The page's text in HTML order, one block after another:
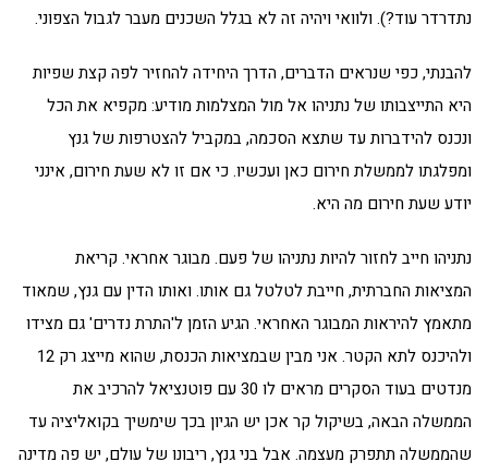
נתדרדר עוד?). ולוואי ויהיה זה לא בגלל השכנים מעבר לגבול הצפוני.
להבנתי, כפי שנראים הדברים, הדרך היחידה להחזיר לפה קצת שפיות
היא התייצבותו של נתניהו אל מול המצלמות מודיע: מקפיא את הכל
ונכנס להידברות עד שתצא הסכמה, במקביל להצטרפות של גנץ
ומפלגתו לממשלת חירום כאן ועכשיו. כי אם זו לא שעת חירום, אינני
יודע שעת חירום מה היא.
נתניהו חייב לחזור להיות נתניהו של פעם. מבוגר אחראי. קריאת
המציאות החברתית, חייבת לטלטל גם אותו. ואותו הדין עם גנץ, שמאוד
מתאמץ להיראות המבוגר האחראי. הגיע הזמן ל'התרת נדרים' גם מצידו
ולהיכנס לתא הקטר. אני מבין שבמציאות הכנסת, שהוא מייצג רק 12
מנדטים בעוד הסקרים מראים לו 30 עם פוטנציאל להרכיב את
הממשלה הבאה, בשיקול קר אכן יש הגיון בכך שימשיך בקואליציה עד
שהממשלה תתפרק מעצמה. אבל בני גנץ, ריבונו של עולם, יש פה מדינה